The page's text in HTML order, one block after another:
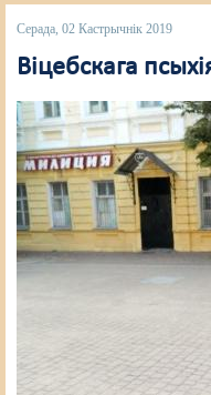
Серада, 02 Кастрычнік 2019
Віцебскага